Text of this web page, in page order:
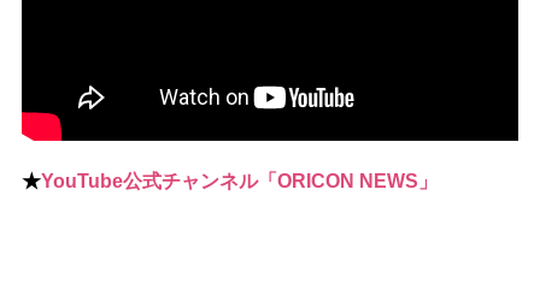
★YouTube公式チャンネル「ORICON NEWS」